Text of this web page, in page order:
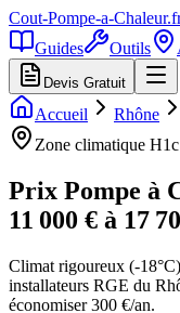
Cout-Pompe-a-Chaleur
Guides
Outils
Devis Gratuit
Accueil Rhône
Zone climatique H1c
Prix Pompe à
11 000 € à 17
Climat rigoureux (-
installateurs RGE du
économiser 300 €/an.